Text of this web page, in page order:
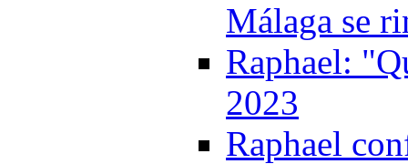
Málaga se
Raphael:
2023
Raphael